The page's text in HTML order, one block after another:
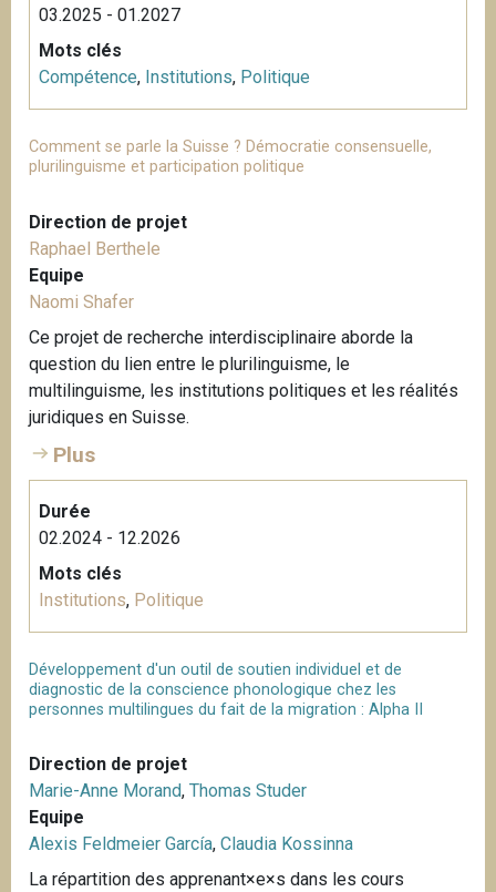
03.2025 - 01.2027
Mots clés
Compétence, Institutions, Politique
Comment se parle la Suisse ? Démocratie consensuelle,
plurilinguisme et participation politique
Direction de projet
Raphael Berthele
Equipe
Naomi Shafer
Ce projet de recherche interdisciplinaire aborde la
question du lien entre le plurilinguisme, le
multilinguisme, les institutions politiques et les réalités
juridiques en Suisse.
Plus
Durée
02.2024 - 12.2026
Mots clés
Institutions, Politique
Développement d'un outil de soutien individuel et de
diagnostic de la conscience phonologique chez les
personnes multilingues du fait de la migration : Alpha II
Direction de projet
Marie-Anne Morand, Thomas Studer
Equipe
Alexis Feldmeier García, Claudia Kossinna
La répartition des apprenant×e×s dans les cours